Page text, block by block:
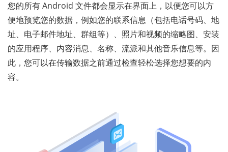
您的所有 Android 文件都会显示在界面上，以便您可以方
便地预览您的数据，例如您的联系信息（包括电话号码、地
址、电子邮件地址、群组等）、照片和视频的缩略图、安装
的应用程序、内容消息、名称、流派和其他音乐信息等。因
此，您可以在传输数据之前通过检查轻松选择您想要的内
容。